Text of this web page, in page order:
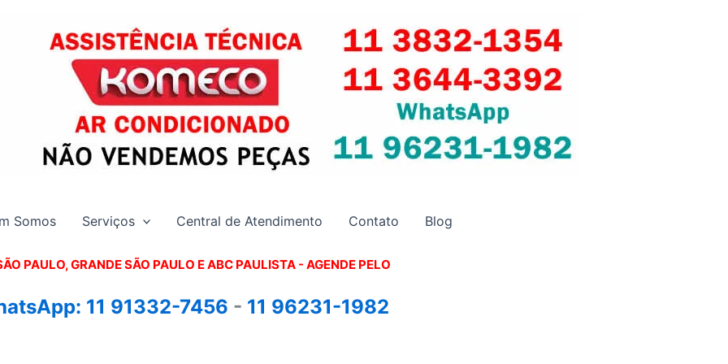
Somos Serviços Central de Atendimento Contato Blog
PAULO, GRANDE SÃO PAULO E ABC PAULISTA - AGENDE PELO
11 91332-7456 - 11 96231-1982